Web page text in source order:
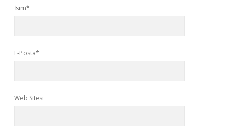
İsim*
E-Posta*
Web Sitesi